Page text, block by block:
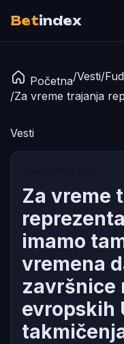
Betindex
Početna/Vesti/
/Za vreme trajanja
Vesti
Za vreme
imamo
vremena
završnice
evropskih